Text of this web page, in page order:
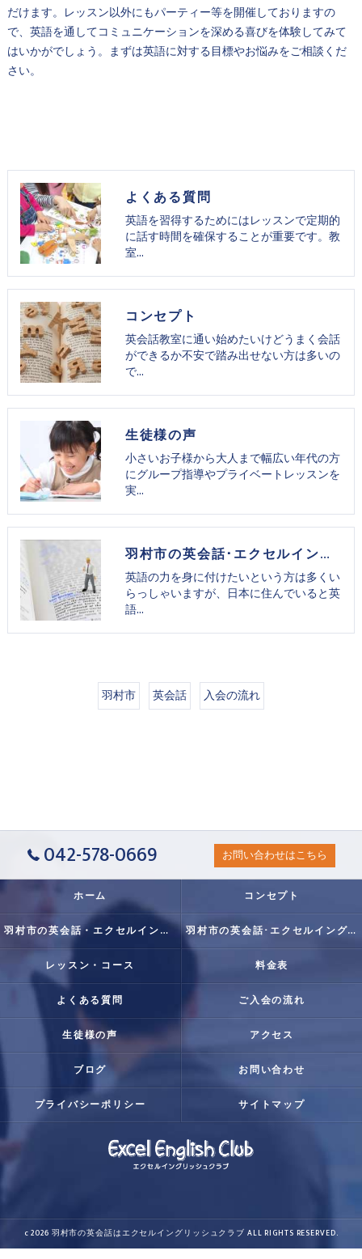
だけます。レッスン以外にもパーティー等を開催しておりますの
で、英語を通してコミュニケーションを深める喜びを体験してみて
はいかがでしょう。まずは英語に対する目標やお悩みをご相談くだ
さい。
よくある質問
英語を習得するためにはレッスンで定期的
に話す時間を確保することが重要です。教
室…
コンセプト
英会話教室に通い始めたいけどうまく会話
ができるか不安で踏み出せない方は多いの
で…
生徒様の声
小さいお子様から大人まで幅広い年代の方
にグループ指導やプライベートレッスンを
実…
羽村市の英会話･エクセルイングリッシュクラブの評判
英語の力を身に付けたいという方は多くい
らっしゃいますが、日本に住んでいると英
語…
羽村市 英会話 入会の流れ
042-578-0669 お問い合わせはこちら
ホーム コンセプト
羽村市の英会話・エクセルイングリッシュクラブの口コミ情報 羽村市の英会話･エクセルイングリッシュクラブの評判
レッスン・コース 料金表
よくある質問 ご入会の流れ
生徒様の声 アクセス
ブログ お問い合わせ
プライバシーポリシー サイトマップ
c 2026 羽村市の英会話はエクセルイングリッシュクラブ ALL RIGHTS RESERVED.